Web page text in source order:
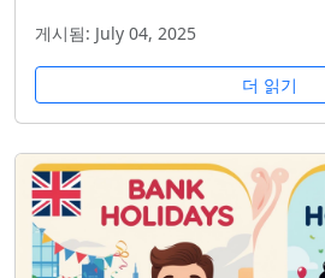
게시됨: July 04, 2025
더 읽기